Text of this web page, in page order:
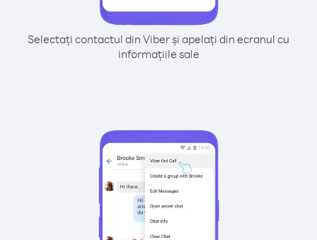
Selectați contactul din Viber și apelați din ecranul cu
informațiile sale